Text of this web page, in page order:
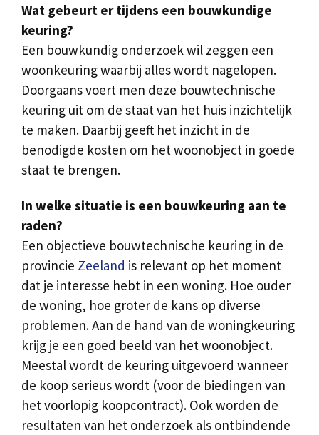
Wat gebeurt er tijdens een bouwkundige
keuring?
Een bouwkundig onderzoek wil zeggen een
woonkeuring waarbij alles wordt nagelopen.
Doorgaans voert men deze bouwtechnische
keuring uit om de staat van het huis inzichtelijk
te maken. Daarbij geeft het inzicht in de
benodigde kosten om het woonobject in goede
staat te brengen.
In welke situatie is een bouwkeuring aan te
raden?
Een objectieve bouwtechnische keuring in de
provincie Zeeland is relevant op het moment
dat je interesse hebt in een woning. Hoe ouder
de woning, hoe groter de kans op diverse
problemen. Aan de hand van de woningkeuring
krijg je een goed beeld van het woonobject.
Meestal wordt de keuring uitgevoerd wanneer
de koop serieus wordt (voor de biedingen van
het voorlopig koopcontract). Ook worden de
resultaten van het onderzoek als ontbindende